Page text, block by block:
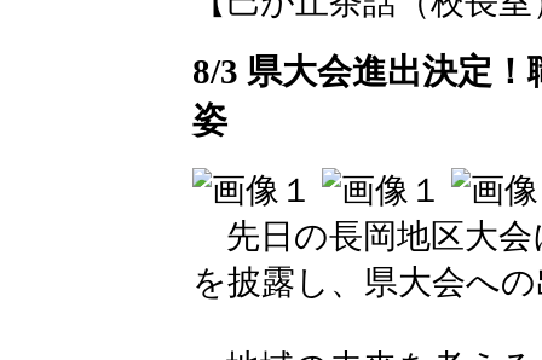
8/3 県大会進出決定
姿
先日の長岡地区大会
を披露し、県大会へ